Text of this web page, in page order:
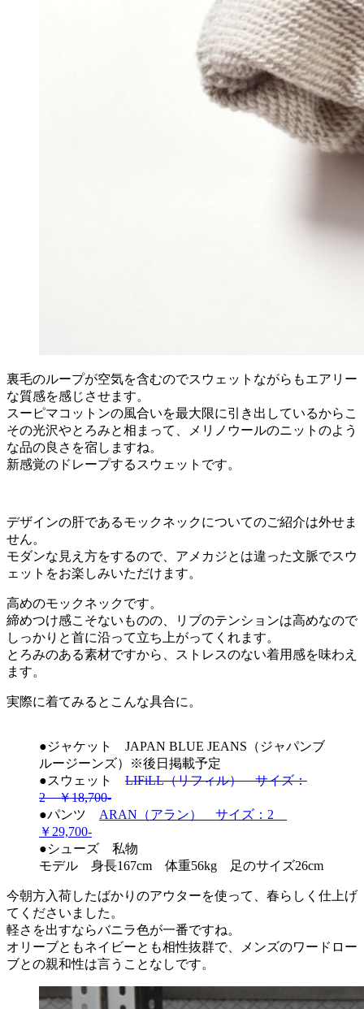
裏毛のループが空気を含むのでスウェットながらもエアリー
な質感を感じさせます。
スーピマコットンの風合いを最大限に引き出しているからこ
その光沢やとろみと相まって、メリノウールのニットのよう
な品の良さを宿しますね。
新感覚のドレープするスウェットです。
デザインの肝であるモックネックについてのご紹介は外せま
せん。
モダンな見え方をするので、アメカジとは違った文脈でスウ
ェットをお楽しみいただけます。
高めのモックネックです。
締めつけ感こそないものの、リブのテンションは高めなので
しっかりと首に沿って立ち上がってくれます。
とろみのある素材ですから、ストレスのない着用感を味わえ
ます。
実際に着てみるとこんな具合に。
●ジャケット JAPAN BLUE JEANS（ジャパンブ
ルージーンズ）※後日掲載予定
●スウェット LIFiLL（リフィル） サイズ：
2 ￥18,700-
●パンツ ARAN（アラン） サイズ：2
￥29,700-
●シューズ 私物
モデル 身長167cm 体重56kg 足のサイズ26cm
今朝方入荷したばかりのアウターを使って、春らしく仕上げ
てくださいました。
軽さを出すならバニラ色が一番ですね。
オリーブともネイビーとも相性抜群で、メンズのワードロー
ブとの親和性は言うことなしです。